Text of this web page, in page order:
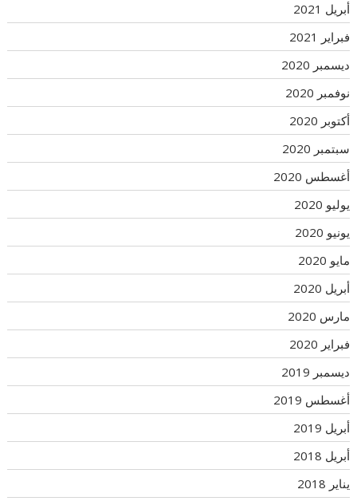
أبريل 2021
فبراير 2021
ديسمبر 2020
نوفمبر 2020
أكتوبر 2020
سبتمبر 2020
أغسطس 2020
يوليو 2020
يونيو 2020
مايو 2020
أبريل 2020
مارس 2020
فبراير 2020
ديسمبر 2019
أغسطس 2019
أبريل 2019
أبريل 2018
يناير 2018